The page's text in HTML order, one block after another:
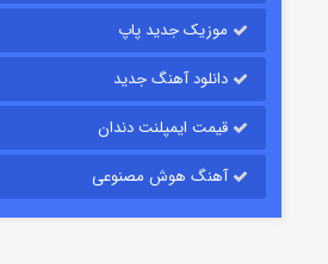
موزیک جدید پاپ
دانلود آهنگ جدید
قیمت ایمپلنت دندان
آهنگ هوش مصنوعی